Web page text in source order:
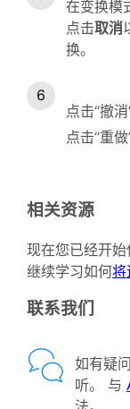
在变换模
点击取消
换。
点击“撤消
点击“重做
相关资源
现在您已经开始
继续学习如何将
联系我们
如有疑
听。 与